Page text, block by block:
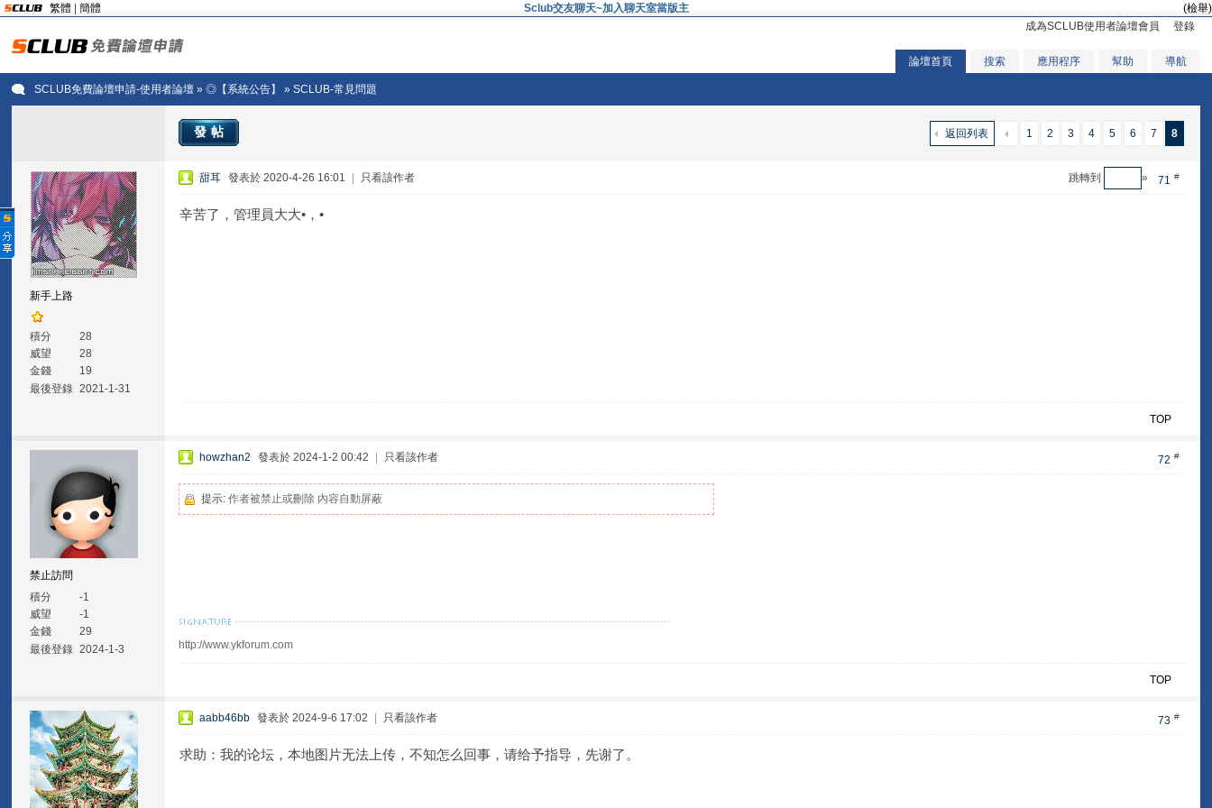
繁體 簡體 Sclub交友聊天~加入聊天室當版主
(檢舉)
成為SCLUB使用者論壇會員
登錄
論壇首頁 搜索 應用程序 幫助 導航
SCLUB免費論壇申請-使用者論壇 »◎【系統公告】 » SCLUB-常見問題
1 2 3 4 5 6 7 8
返回列表
發帖
新手上路
積分
28
威望
28
金錢
19
最後登錄 2021-1-31
71 #
跳轉到 »
甜耳 發表於 2020-4-26 16:01 只看該作者
辛苦了，管理員大大•，•
TOP
禁止訪問
積分
-1
威望
-1
金錢
29
最後登錄 2024-1-3
72 #
howzhan2 發表於 2024-1-2 00:42 只看該作者
提示:作者被禁止或刪除 內容自動屏蔽
http://www.ykforum.com
TOP
73 #
aabb46bb 發表於 2024-9-6 17:02 只看該作者
求助：我的论坛，本地图片无法上传，不知怎么回事，请给予指导，先谢了。